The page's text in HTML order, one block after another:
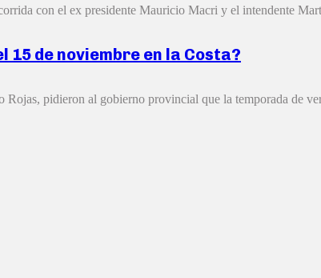
con el ex presidente Mauricio Macri y el intendente
de noviembre en la Costa?
pidieron al gobierno provincial que la temporada de